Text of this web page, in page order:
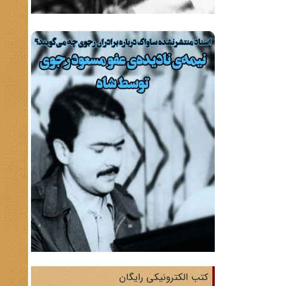
کتب الکترونیکی رایگان